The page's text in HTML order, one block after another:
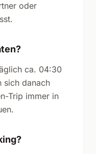
oder
ca. 04:30
sich danach
Trip immer in